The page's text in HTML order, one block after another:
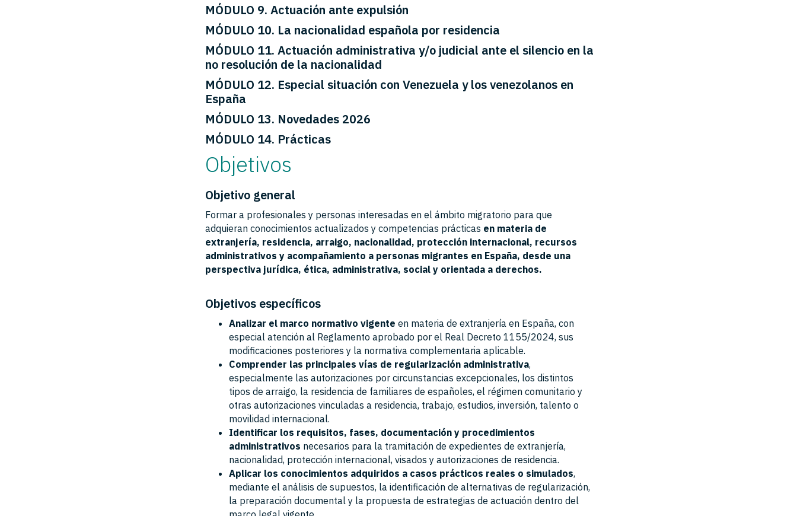
MÓDULO 9. Actuación ante expulsión
MÓDULO 10. La nacionalidad española por residencia
MÓDULO 11. Actuación administrativa y/o judicial ante el silencio en la
no resolución de la nacionalidad
MÓDULO 12. Especial situación con Venezuela y los venezolanos en
España
MÓDULO 13. Novedades 2026
MÓDULO 14. Prácticas
Objetivos
Objetivo general
Formar a profesionales y personas interesadas en el ámbito migratorio para que
adquieran conocimientos actualizados y competencias prácticas en materia de
extranjería, residencia, arraigo, nacionalidad, protección internacional, recursos
administrativos y acompañamiento a personas migrantes en España, desde una
perspectiva jurídica, ética, administrativa, social y orientada a derechos.
Objetivos específicos
Analizar el marco normativo vigente en materia de extranjería en España, con
especial atención al Reglamento aprobado por el Real Decreto 1155/2024, sus
modificaciones posteriores y la normativa complementaria aplicable.
Comprender las principales vías de regularización administrativa,
especialmente las autorizaciones por circunstancias excepcionales, los distintos
tipos de arraigo, la residencia de familiares de españoles, el régimen comunitario y
otras autorizaciones vinculadas a residencia, trabajo, estudios, inversión, talento o
movilidad internacional.
Identificar los requisitos, fases, documentación y procedimientos
administrativos necesarios para la tramitación de expedientes de extranjería,
nacionalidad, protección internacional, visados y autorizaciones de residencia.
Aplicar los conocimientos adquiridos a casos prácticos reales o simulados,
mediante el análisis de supuestos, la identificación de alternativas de regularización,
la preparación documental y la propuesta de estrategias de actuación dentro del